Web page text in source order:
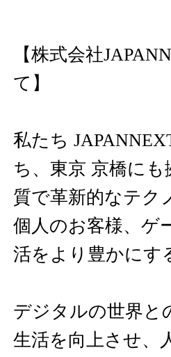
【株式会社
て】
私たち
ち、東京 京橋に
質で革新的なテク
個人のお客様、ゲ
活をより豊かにす
デジタルの世界と
生活を向上させ、